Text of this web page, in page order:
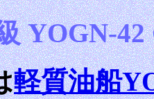
YOGN-42
軽質油船